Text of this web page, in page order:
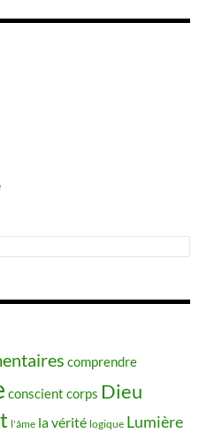
comprendre
conscient corps Dieu
l'âme la vérité logique Lumière